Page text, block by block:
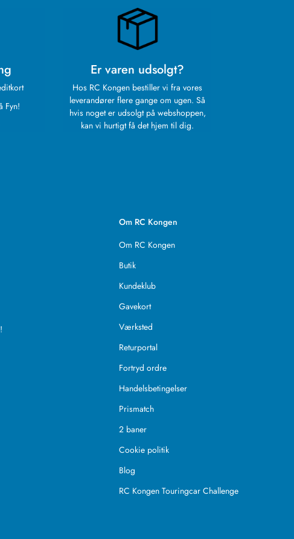
Fyn!
Er varen udsolgt?
Hos RC Kongen bestiller vi fra vores
leverandører flere gange om ugen. Så
hvis noget er udsolgt på webshoppen,
kan vi hurtigt få det hjem til dig.
Om RC Kongen
Om RC Kongen
Butik
Kundeklub
Gavekort
Værksted
Returportal
Fortryd ordre
Handelsbetingelser
Prismatch
2 baner
Cookie politik
Blog
RC Kongen Touringcar Challenge